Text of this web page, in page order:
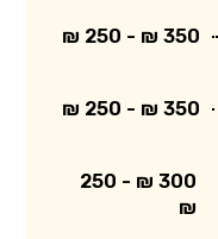
350 ₪ - 250 ₪
350 ₪ - 250 ₪
300 ₪ - 250
₪